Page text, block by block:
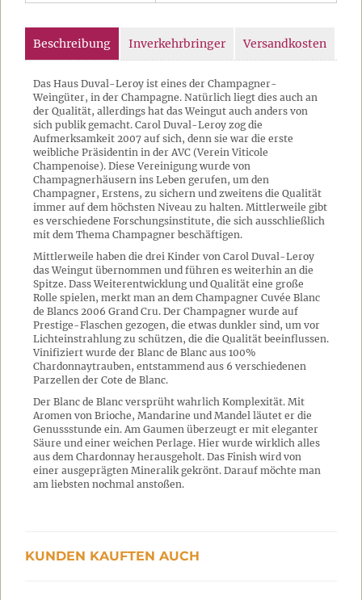
Beschreibung Inverkehrbringer Versandkosten
Das Haus Duval-Leroy ist eines der Champagner-
Weingüter, in der Champagne. Natürlich liegt dies auch an
der Qualität, allerdings hat das Weingut auch anders von
sich publik gemacht. Carol Duval-Leroy zog die
Aufmerksamkeit 2007 auf sich, denn sie war die erste
weibliche Präsidentin in der AVC (Verein Viticole
Champenoise). Diese Vereinigung wurde von
Champagnerhäusern ins Leben gerufen, um den
Champagner, Erstens, zu sichern und zweitens die Qualität
immer auf dem höchsten Niveau zu halten. Mittlerweile gibt
es verschiedene Forschungsinstitute, die sich ausschließlich
mit dem Thema Champagner beschäftigen.
Mittlerweile haben die drei Kinder von Carol Duval-Leroy
das Weingut übernommen und führen es weiterhin an die
Spitze. Dass Weiterentwicklung und Qualität eine große
Rolle spielen, merkt man an dem Champagner Cuvée Blanc
de Blancs 2006 Grand Cru. Der Champagner wurde auf
Prestige-Flaschen gezogen, die etwas dunkler sind, um vor
Lichteinstrahlung zu schützen, die die Qualität beeinflussen.
Vinifiziert wurde der Blanc de Blanc aus 100%
Chardonnaytrauben, entstammend aus 6 verschiedenen
Parzellen der Cote de Blanc.
Der Blanc de Blanc versprüht wahrlich Komplexität. Mit
Aromen von Brioche, Mandarine und Mandel läutet er die
Genussstunde ein. Am Gaumen überzeugt er mit eleganter
Säure und einer weichen Perlage. Hier wurde wirklich alles
aus dem Chardonnay herausgeholt. Das Finish wird von
einer ausgeprägten Mineralik gekrönt. Darauf möchte man
am liebsten nochmal anstoßen.
KUNDEN KAUFTEN AUCH